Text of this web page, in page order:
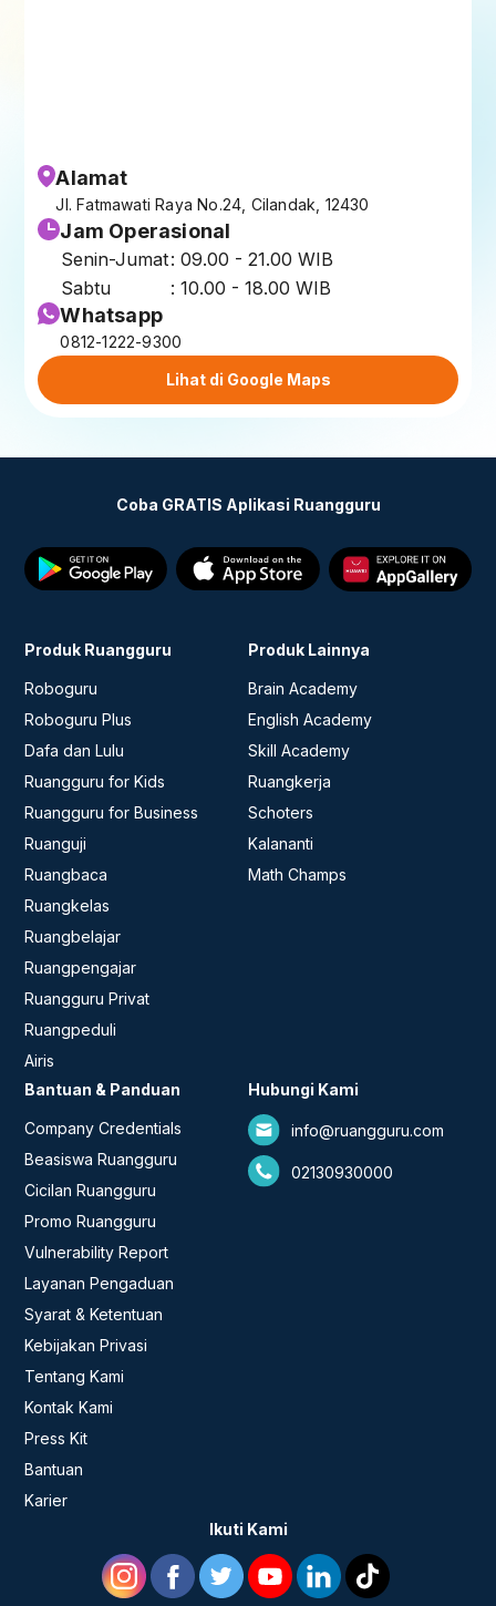
Alamat
Jl. Fatmawati Raya No.24, Cilandak, 12430
Jam Operasional
Senin-Jumat: 09.00 - 21.00 WIB
Sabtu
: 10.00 - 18.00 WIB
Whatsapp
0812-1222-9300
Lihat di Google Maps
Coba GRATIS Aplikasi Ruangguru
Produk Ruangguru
Roboguru
Roboguru Plus
Dafa dan Lulu
Ruangguru for Kids
Ruangguru for Business
Ruanguji
Ruangbaca
Ruangkelas
Ruangbelajar
Ruangpengajar
Ruangguru Privat
Ruangpeduli
Airis
Produk Lainnya
Brain Academy
English Academy
Skill Academy
Ruangkerja
Schoters
Kalananti
Math Champs
Bantuan & Panduan
Company Credentials
Beasiswa Ruangguru
Cicilan Ruangguru
Promo Ruangguru
Vulnerability Report
Layanan Pengaduan
Syarat & Ketentuan
Kebijakan Privasi
Tentang Kami
Kontak Kami
Press Kit
Bantuan
Karier
Hubungi Kami
info@ruangguru.com
02130930000
Ikuti Kami